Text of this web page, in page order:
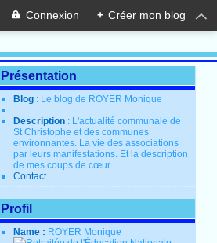
Connexion + Créer mon blog
Présentation
Blog : Le blog de ROYER Monique
Description : L'actualité communale de
St Christophe et des communes
environnantes. La vie des associations
par leurs manifestations. Et la description
de mes coups de cœur.
Contact
Profil
Name : ROYER Monique